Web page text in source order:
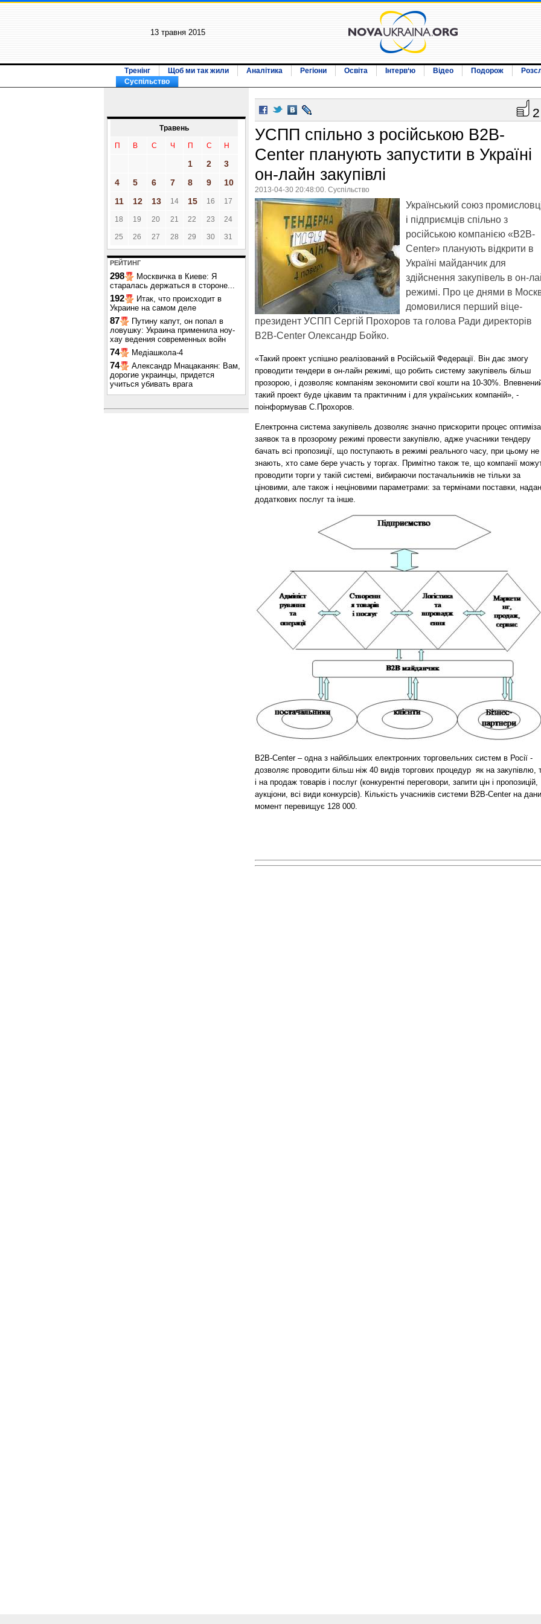
13 травня 2015
Тренінг Щоб ми так жили Аналітика Регіони Освіта Інтерв‘ю Відео Подорож
Суспільство
Травень
П В С Ч П С Н
1 2
3
4
5 6 7 8 9
10
11
12 13 14 15 16 17
18 19 20 21 22 23 24
25 26 27 28 29 30 31
РЕЙТИНГ
298
Москвичка в Киеве: Я
старалась держаться в стороне...
192
Итак, что происходит в
Украине на самом деле
87
Путину капут, он попал в
ловушку: Украина применила ноу-
хау ведения современных войн
74 Медіашкола-4
74
Александр Мнацаканян: Вам,
дорогие украинцы, придется
учиться убивать врага
2
УСПП спільно з російською B2B-
Center планують запустити в Україні
он-лайн закупівлі
2013-04-30 20:48:00. Суспільство
Український союз
і підприємців спільно з
російською компанією «B2B-
Center» планують відкрити в
Україні майданчик для
здійснення закупівель в он-
режимі. Про це днями в
домовилися перший віце-
президент УСПП Сергій Прохоров та голова Ради директорів
B2B-Center Олександр Бойко.
«Такий проект успішно реалізований в Російській Федерації. Він дає змогу
проводити тендери в он-лайн режимі, що робить систему закупівель більш
прозорою, і дозволяє компаніям зекономити свої кошти на 10-30%.
такий проект буде цікавим та практичним і для українських компаній», -
поінформував С.Прохоров.
Електронна система закупівель дозволяє значно прискорити процес
заявок та в прозорому режимі провести закупівлю, адже учасники тендеру
бачать всі пропозиції, що поступають в режимі реального часу, при цьому не
знають, хто саме бере участь у торгах. Примітно також те, що компанії
проводити торги у такій системі, вибираючи постачальників не тільки за
ціновими, але також і неціновими параметрами: за термінами поставки,
додаткових послуг та інше.
B2B-Center – одна з найбільших електронних торговельних систем в Росії -
дозволяє проводити більш ніж 40 видів торгових процедур як на закупівлю,
і на продаж товарів і послуг (конкурентні переговори, запити цін і пропозицій,
аукціони, всі види конкурсів). Кількість учасників системи В2В-Center на
момент перевищує 128 000.